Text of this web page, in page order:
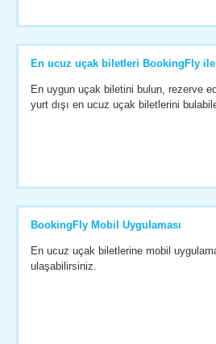
En ucuz uçak biletleri BookingFly
En uygun uçak biletini bulun, rezerve
yurt dışı en ucuz uçak biletlerini
BookingFly Mobil Uygulaması
En ucuz uçak biletlerine mobil
ulaşabilirsiniz.